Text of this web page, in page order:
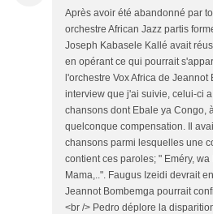
Après avoir été abandonné par
orchestre African Jazz partis
Joseph Kabasele Kallé avait
en opérant ce qui pourrait
l'orchestre Vox Africa de Jeannot
interview que j'ai suivie, celui-ci
chansons dont Ebale ya Congo,
quelconque compensation. Il
chansons parmi lesquelles une
contient ces paroles; " Eméry,
Mama,..". Faugus Izeidi devrait
Jeannot Bombemga pourrait
<br /> Pedro déplore la